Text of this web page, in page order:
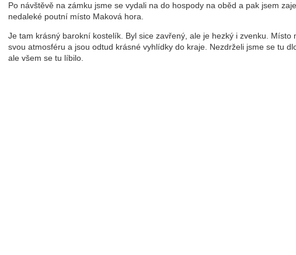
Po návštěvě na zámku jsme se vydali na do hospody na oběd a pak jsem
nedaleké poutní místo Maková hora.
Je tam krásný barokní kostelík. Byl sice zavřený, ale je hezký i zvenku. Místo
svou atmosféru a jsou odtud krásné vyhlídky do kraje. Nezdrželi jsme se tu
ale všem se tu líbilo.